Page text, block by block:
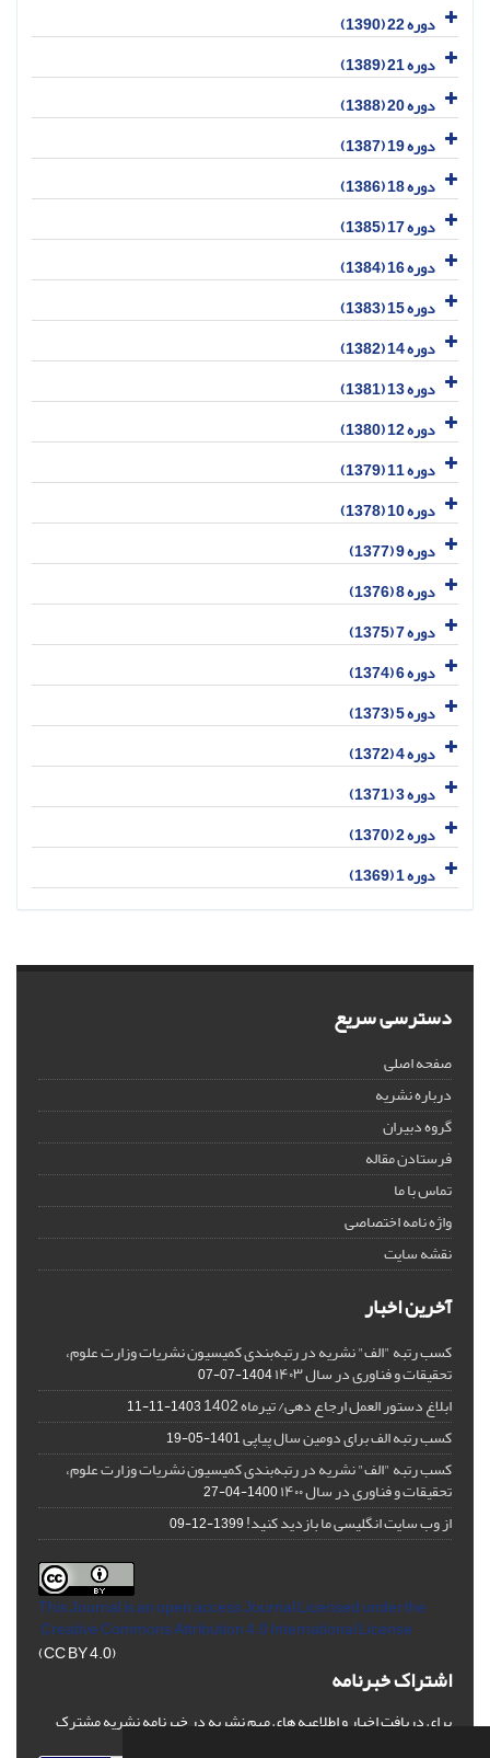
دوره 22 (1390)
دوره 21 (1389)
دوره 20 (1388)
دوره 19 (1387)
دوره 18 (1386)
دوره 17 (1385)
دوره 16 (1384)
دوره 15 (1383)
دوره 14 (1382)
دوره 13 (1381)
دوره 12 (1380)
دوره 11 (1379)
دوره 10 (1378)
دوره 9 (1377)
دوره 8 (1376)
دوره 7 (1375)
دوره 6 (1374)
دوره 5 (1373)
دوره 4 (1372)
دوره 3 (1371)
دوره 2 (1370)
دوره 1 (1369)
دسترسی سریع
صفحه اصلی
درباره نشریه
گروه دبیران
فرستادن مقاله
تماس با ما
واژه نامه اختصاصی
نقشه سایت
آخرین اخبار
کسب رتبه "الف" نشریه در رتبه‌بندی کمیسیون نشریات وزارت علوم،
تحقیقات و فناوری در سال ۱۴۰۳ 1404-07-07
ابلاغ دستور العمل ارجاع دهی/ تیرماه 1402 1403-11-11
کسب رتبه الف برای دومین سال پیاپی1401-05-19
کسب رتبه "الف" نشریه در رتبه‌بندی کمیسیون نشریات وزارت علوم،
تحقیقات و فناوری در سال ۱۴۰۰ 1400-04-27
از وب سایت انگلیسی ما بازدید کنید!1399-12-09
This Journal is an open access Journal Licensedunder the
Creative Commons Attribution 4.0 International License
(CC BY 4.0)
اشتراک خبرنامه
برای دریافت اخبار و اطلاعیه های مهم نشریه در خبرنامه نشریه مشترک